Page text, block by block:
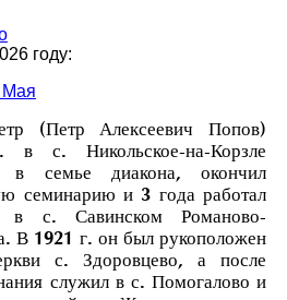
году:
Мая
(Петр Алексеевич Попов)
с. Никольское-на-Корзле
в семье диакона, окончил
семинарию и 3 года работал
в с. Савинском Романово-
В 1921 г. он был рукоположен
с. Здоровцево, а после
служил в с. Помогалово и